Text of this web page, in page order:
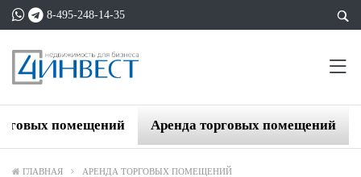
8-495-248-14-35
помещений Аренда торговых помещений
ГЛАВНАЯ
АРЕНДА ТОРГОВЫХ ПОМЕЩЕНИЙ